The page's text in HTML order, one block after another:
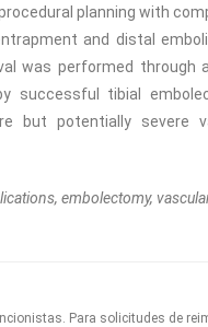
planning with
and distal
was performed through
successful tibial
but potentially severe
embolectomy,
Para solicitudes de